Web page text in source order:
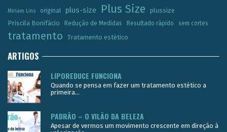
Miriam Lins original plus-size Plus Size
plussize
Priscila Bonifácio
Redução de Medidas Resultado rápido sem cortes
tratamento Tratamento estético
ARTIGOS
LIPOREDUCE FUNCIONA
Quando se pensa em fazer um tratamento estético a
primeira...
PADRÃO – O VILÃO DA BELEZA
Apesar de vermos um movimento crescente em direção à